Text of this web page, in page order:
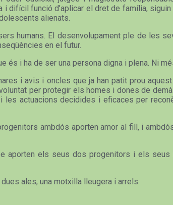
funció d’aplicar el dret de família,
alienats.
humans. El desenvolupament ple de les
en el futur.
i ha de ser una persona digna i plena. Ni
i avis i oncles que ja han patit prou
per protegir els homes i dones de
actuacions decidides i eficaces per
ambdós aporten amor al fill, i
aporten els seus dos progenitors i els
ales, una motxilla lleugera i arrels.